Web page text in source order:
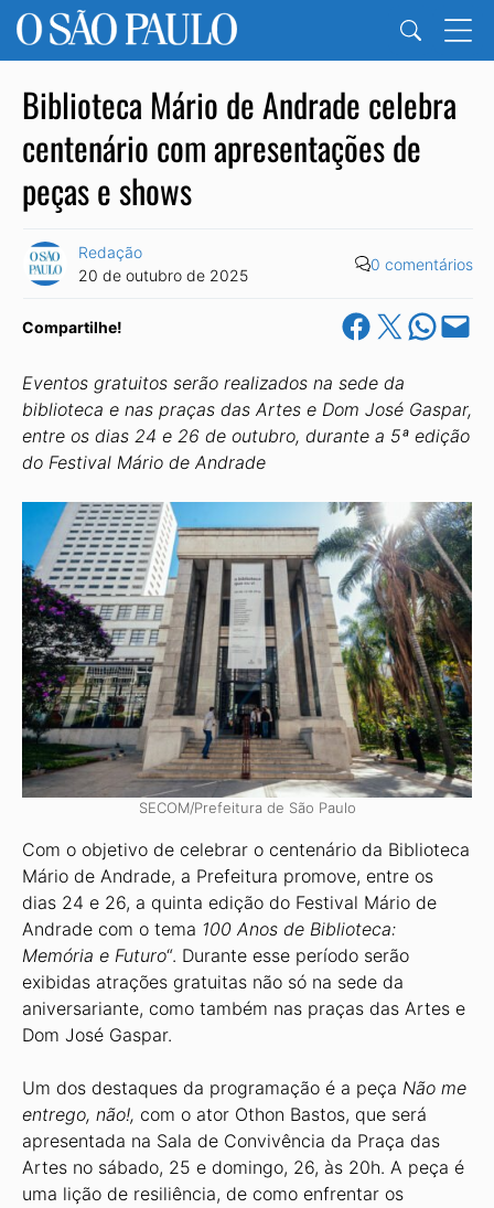
Biblioteca Mário de Andrade celebra
centenário com apresentações de
peças e shows
Redação
20 de outubro de 2025
0 comentários
Compartilhe! Share on Facebook
Share on X Share on
Email this
Eventos gratuitos serão realizados na sede da
biblioteca e nas praças das Artes e Dom José Gaspar,
entre os dias 24 e 26 de outubro, durante a 5ª edição
do Festival Mário de Andrade
SECOM/Prefeitura de São Paulo
Com o objetivo de celebrar o centenário da Biblioteca
Mário de Andrade, a Prefeitura promove, entre os
dias 24 e 26, a quinta edição do Festival Mário de
Andrade com o tema 100 Anos de Biblioteca:
Memória e Futuro“. Durante esse período serão
exibidas atrações gratuitas não só na sede da
aniversariante, como também nas praças das Artes e
Dom José Gaspar.
Um dos destaques da programação é a peça Não me
entrego, não!, com o ator Othon Bastos, que será
apresentada na Sala de Convivência da Praça das
Artes no sábado, 25 e domingo, 26, às 20h. A peça é
uma lição de resiliência, de como enfrentar os